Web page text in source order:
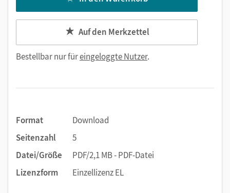
Auf den Merkzettel
Bestellbar nur füreingeloggte Nutzer.
Format
Download
Seitenzahl
5
Datei/Größe
PDF/2,1 MB - PDF-Datei
Lizenzform
Einzellizenz EL